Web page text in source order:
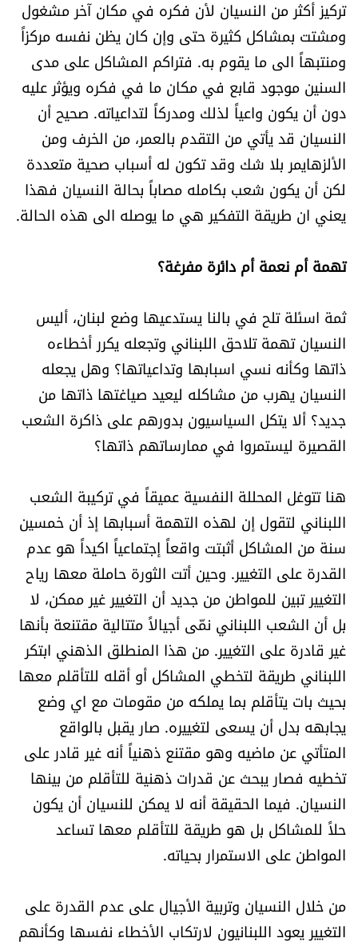
تركيز أكثر من النسيان لأن فكره في مكان آخر مشغول
ومشتت بمشاكل كثيرة حتى وإن كان يظن نفسه مركزاً
ومنتبهاً الى ما يقوم به. فتراكم المشاكل على مدى
السنين موجود قابع في مكان ما في فكره ويؤثر عليه
دون أن يكون واعياً لذلك ومدركاً لتداعياته. صحيح أن
النسيان قد يأتي من التقدم بالعمر، من الخرف ومن
الألزهايمر بلا شك وقد تكون له أسباب صحية متعددة
لكن أن يكون شعب بكامله مصاباً بحالة النسيان فهذا
يعني ان طريقة التفكير هي ما يوصله الى هذه الحالة.
تهمة أم نعمة أم دائرة مفرغة؟
ثمة اسئلة تلح في بالنا يستدعيها وضع لبنان، أليس
النسيان تهمة تلاحق اللبناني وتجعله يكرر أخطاءه
ذاتها وكأنه نسي اسبابها وتداعياتها؟ وهل يجعله
النسيان يهرب من مشاكله ليعيد صياغتها ذاتها من
جديد؟ ألا يتكل السياسيون بدورهم على ذاكرة الشعب
القصيرة ليستمروا في ممارساتهم ذاتها؟
هنا تتوغل المحللة النفسية عميقاً في تركيبة الشعب
اللبناني لتقول إن لهذه التهمة أسبابها إذ أن خمسين
سنة من المشاكل أثبتت واقعاً إجتماعياً اكيداً هو عدم
القدرة على التغيير. وحين أتت الثورة حاملة معها رياح
التغيير تبين للمواطن من جديد أن التغيير غير ممكن، لا
بل أن الشعب اللبناني نمّى أجيالاً متتالية مقتنعة بأنها
غير قادرة على التغيير. من هذا المنطلق الذهني ابتكر
اللبناني طريقة لتخطي المشاكل أو أقله للتأقلم معها
بحيث بات يتأقلم بما يملكه من مقومات مع اي وضع
يجابهه بدل أن يسعى لتغييره. صار يقبل بالواقع
المتأتي عن ماضيه وهو مقتنع ذهنياً أنه غير قادر على
تخطيه فصار يبحث عن قدرات ذهنية للتأقلم من بينها
النسيان. فيما الحقيقة أنه لا يمكن للنسيان أن يكون
حلاً للمشاكل بل هو طريقة للتأقلم معها تساعد
المواطن على الاستمرار بحياته.
من خلال النسيان وتربية الأجيال على عدم القدرة على
التغيير يعود اللبنانيون لارتكاب الأخطاء نفسها وكأنهم